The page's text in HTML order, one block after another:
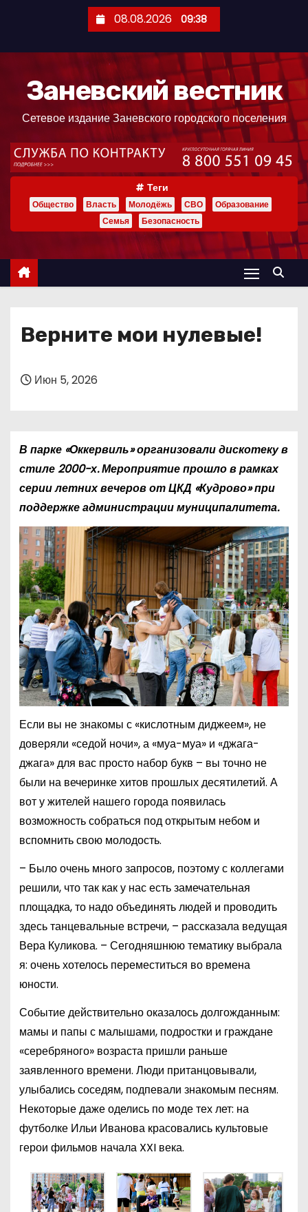
ж
08.08.2026 09:38
Заневский вестник
Сетевое издание Заневского городского поселения
Теги
Общество Власть Молодёжь СВО
Образование
Семья
Безопасность
Верните мои нулевые!
Июн 5, 2026
В парке «Оккервиль» организовали дискотеку в
стиле 2000-х. Мероприятие прошло в рамках
серии летних вечеров от ЦКД «Кудрово» при
поддержке администрации муниципалитета.
Если вы не знакомы с «кислотным диджеем», не
доверяли «седой ночи», а «муа-муа» и «джага-
джага» для вас просто набор букв – вы точно не
были на вечеринке хитов прошлых десятилетий. А
вот у жителей нашего города появилась
возможность собраться под открытым небом и
вспомнить свою молодость.
– Было очень много запросов, поэтому с коллегами
решили, что так как у нас есть замечательная
площадка, то надо объединять людей и проводить
здесь танцевальные встречи, – рассказала ведущая
Вера Куликова. – Сегодняшнюю тематику выбрала
я: очень хотелось переместиться во времена
юности.
Событие действительно оказалось долгожданным:
мамы и папы с малышами, подростки и граждане
«серебряного» возраста пришли раньше
заявленного времени. Люди пританцовывали,
улыбались соседям, подпевали знакомым песням.
Некоторые даже оделись по моде тех лет: на
футболке Ильи Иванова красовались культовые
герои фильмов начала XXI века.